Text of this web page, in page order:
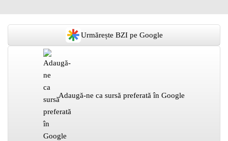
Urmărește BZI pe Google
Adaugă-ne ca sursă preferată în Google